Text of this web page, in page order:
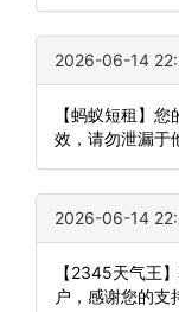
2026-06-14
【蚂蚁短租】
效，请勿泄漏于
2026-06-14
【2345天气王
户，感谢您的支